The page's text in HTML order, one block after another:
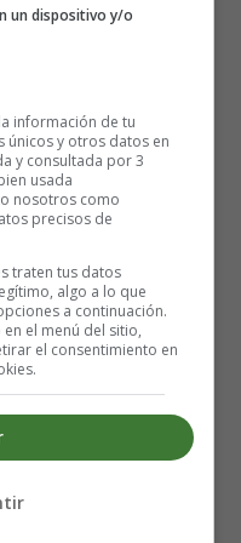
la
medicamentos para el
los
con la
con un mayor
pancreatitis,
sistémico.
de los pacientes, la
cuando el peso es
un dispositivo y/o
información de tu
y otros datos en
y consultada por 3
usada
nosotros como
precisos de
traten tus datos
algo a lo que
a continuación.
el menú del sitio,
el consentimiento en